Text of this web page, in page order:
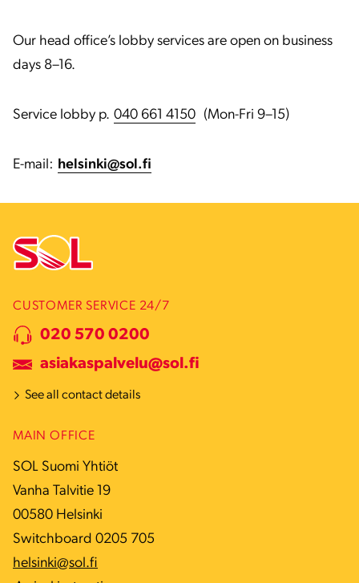
Our head office’s lobby services are open on business
days 8–16.
Service lobby p. 040 661 4150 (Mon-Fri 9–15)
E-mail: helsinki@sol.fi
CUSTOMER SERVICE 24/7
020 570 0200
asiakaspalvelu@sol.fi
See all contact details
MAIN OFFICE
SOL Suomi Yhtiöt
Vanha Talvitie 19
00580 Helsinki
Switchboard 0205 705
helsinki@sol.fi